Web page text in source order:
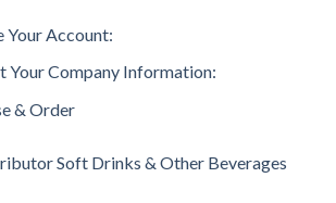
Your Account:
Your Company Information:
& Order
Soft Drinks & Other Beverages